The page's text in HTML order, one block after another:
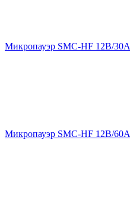
Микропауэр SMC-HF 12В/30А
Микропауэр SMC-HF 12В/60А